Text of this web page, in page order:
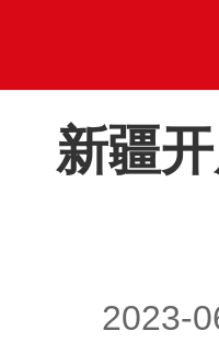
新疆
2023-